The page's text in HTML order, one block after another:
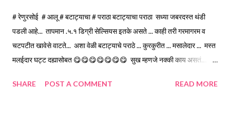
# रेणुरसोई # आलू # बटाट्याचा # पराठा बटाट्याचा पराठा सध्या जबरदस्त थंडी
पडली आहे... तापमान .५.१ डिग्री सेल्सियस इतके असते ... काही तरी गरमागरम व
चटपटीत खावेसे वाटते... अशा वेळी बटाट्याचे पराठे ... कुरकुरीत ... मसालेदार ... मस्त
मल‌ईदार घट्ट दह्यासोबत 😋😋😋😋😋😋😋 सुख म्हणजे नक्की काय असतं.... ☺️
साजूक तुपात तळलेले.... साहित्य ... सारणासाठी * उकडलेले आणि मॅश/कुस्करलेले
SHARE POST A COMMENT READ MORE